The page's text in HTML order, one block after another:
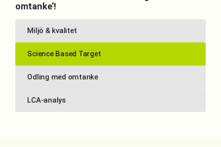
Miljö & kvalitet
Science Based Target
Odling med omtanke
LCA-analys
omtanke’!